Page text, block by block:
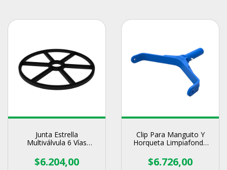
Junta Estrella
Multiválvula 6 Vías
favoritos
$6.204,00
Clip Para Manguito Y
Horqueta Limpiafondo
$6.726,00